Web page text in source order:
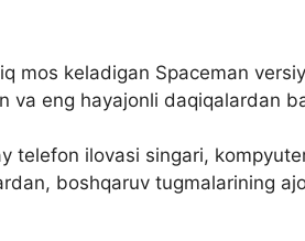
mos keladigan Spaceman
va eng hayajonli daqiqalardan
telefon ilovasi singari,
boshqaruv tugmalarining